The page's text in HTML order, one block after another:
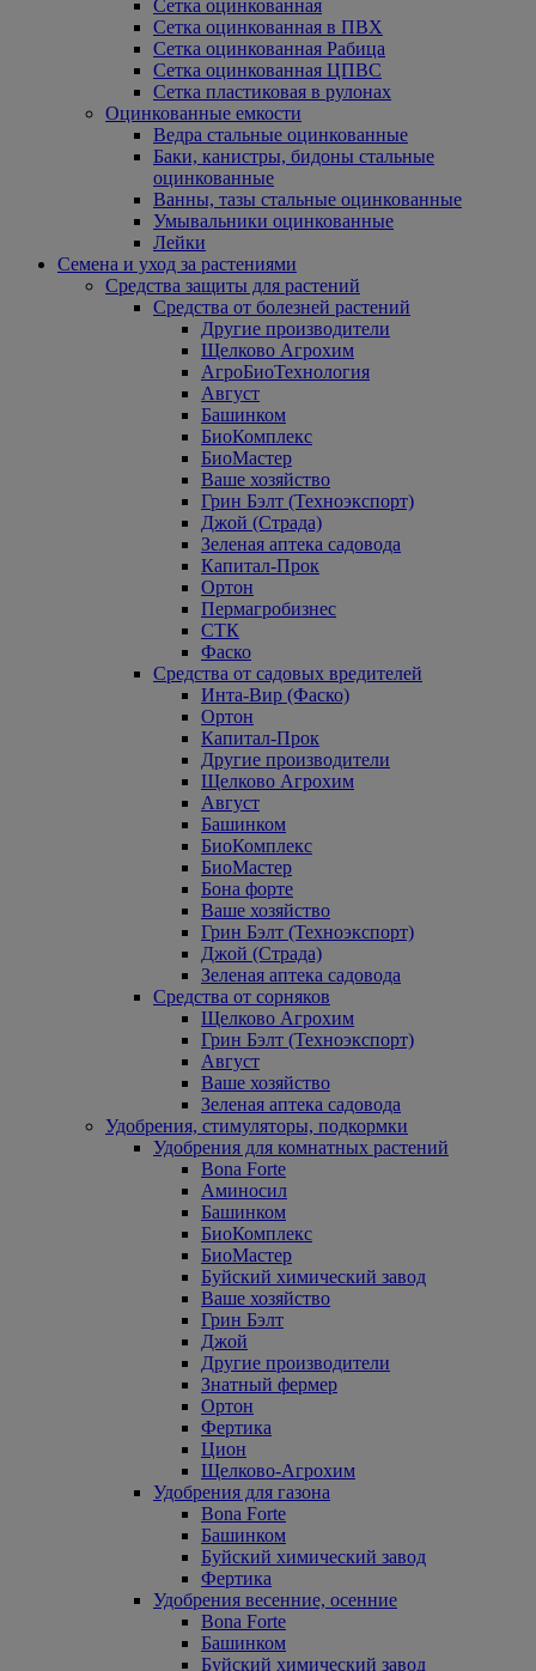
Сетка оцинкованная
Сетка оцинкованная в ПВХ
Сетка оцинкованная Рабица
Сетка оцинкованная ЦПВС
Сетка пластиковая в рулонах
Оцинкованные емкости
Ведра стальные оцинкованные
Баки, канистры, бидоны стальные
оцинкованные
Ванны, тазы стальные оцинкованные
Умывальники оцинкованные
Лейки
Семена и уход за растениями
Средства защиты для растений
Средства от болезней растений
Другие производители
Щелково Агрохим
АгроБиоТехнология
Август
Башинком
БиоКомплекс
БиоМастер
Ваше хозяйство
Грин Бэлт (Техноэкспорт)
Джой (Страда)
Зеленая аптека садовода
Капитал-Прок
Ортон
Пермагробизнес
СТК
Фаско
Средства от садовых вредителей
Инта-Вир (Фаско)
Ортон
Капитал-Прок
Другие производители
Щелково Агрохим
Август
Башинком
БиоКомплекс
БиоМастер
Бона форте
Ваше хозяйство
Грин Бэлт (Техноэкспорт)
Джой (Страда)
Зеленая аптека садовода
Средства от сорняков
Щелково Агрохим
Грин Бэлт (Техноэкспорт)
Август
Ваше хозяйство
Зеленая аптека садовода
Удобрения, стимуляторы, подкормки
Удобрения для комнатных растений
Bona Forte
Аминосил
Башинком
БиоКомплекс
БиоМастер
Буйский химический завод
Ваше хозяйство
Грин Бэлт
Джой
Другие производители
Знатный фермер
Ортон
Фертика
Цион
Щелково-Агрохим
Удобрения для газона
Bona Forte
Башинком
Буйский химический завод
Фертика
Удобрения весенние, осенние
Bona Forte
Башинком
Буйский химический завод